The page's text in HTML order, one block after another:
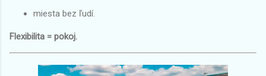
miesta bez ľudí.
Flexibilita = pokoj.